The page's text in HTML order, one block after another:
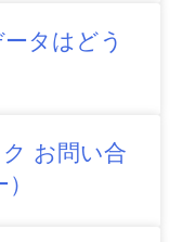
タはどう
お問い合